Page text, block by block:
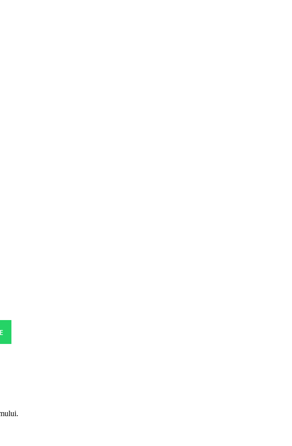
All Inclusive
bauturi racoritoare in timpul zilei. Cantitate nelimitata de bauturi nealcoolice imbuteliate
platita de catre client direct la receptia hotelului. Sfera si calitatea serviciilor si
data.
in tariful ofertei si va fi achitata de catre client la receptia hotelului. Noile taxe de